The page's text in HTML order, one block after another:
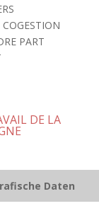
PART
DE LA
Daten